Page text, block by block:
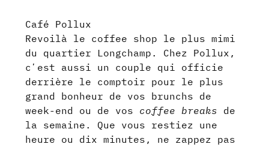
Café Pollux
Revoilà le coffee shop le plus mimi
du quartier Longchamp. Chez Pollux,
cʼest aussi un couple qui officie
derrière le comptoir pour le plus
grand bonheur de vos brunchs de
week-end ou de vos coffee breaks de
la semaine. Que vous restiez une
heure ou dix minutes, ne zappez pas